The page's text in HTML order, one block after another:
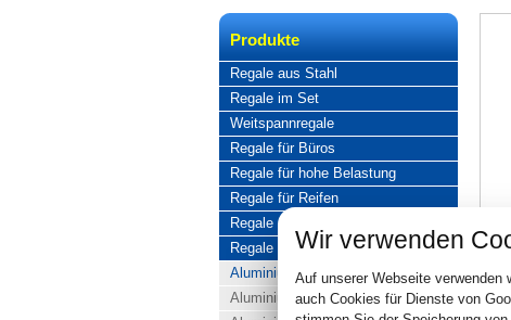
Produkte
Regale aus Stahl
Regale im Set
Weitspannregale
Regale für Büros
Regale für hohe Belastung
Regale für Reifen
Regale aus Edelstahl
Regale aus Aluminium
Aluminiumregale komplett
Aluminiumregal Baukasten
Wir verwenden
Auf unserer Webseite verwenden
auch Cookies für Dienste von